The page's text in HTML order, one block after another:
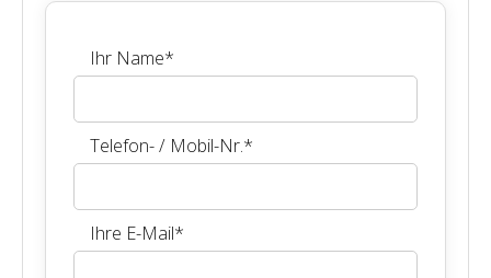
Ihr Name*
Telefon- / Mobil-Nr.*
Ihre E-Mail*